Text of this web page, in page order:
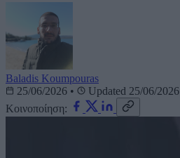
Baladis Koumpouras
25/06/2026 •
Updated 25/06/2026
Κοινοποίηση: